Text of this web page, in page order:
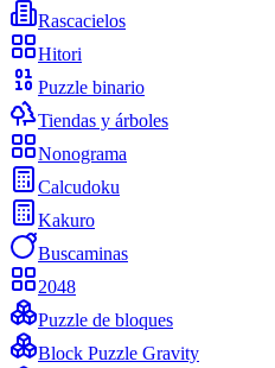
Rascacielos
Hitori
Puzzle binario
Tiendas y árboles
Nonograma
Calcudoku
Kakuro
Buscaminas
2048
Puzzle de bloques
Block Puzzle Gravity